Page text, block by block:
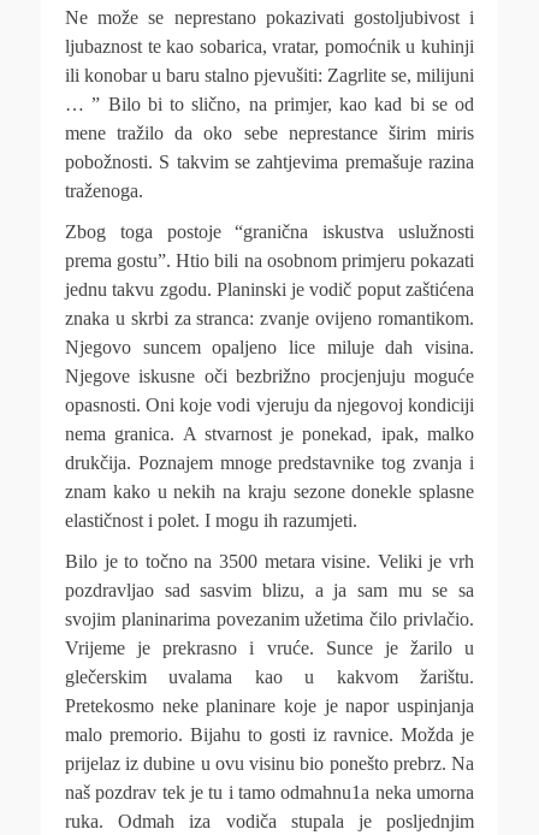
Ne može se neprestano pokazivati gostoljubivost i
ljubaznost te kao sobarica, vratar, pomoćnik u kuhinji
ili konobar u baru stalno pjevušiti: Zagrlite se, milijuni
… ” Bilo bi to slično, na primjer, kao kad bi se od
mene tražilo da oko sebe neprestance širim miris
pobožnosti. S takvim se zahtjevima premašuje razina
traženoga.
Zbog toga postoje “granična iskustva uslužnosti
prema gostu”. Htio bili na osobnom primjeru pokazati
jednu takvu zgodu. Planinski je vodič poput zaštićena
znaka u skrbi za stranca: zvanje ovijeno romantikom.
Njegovo suncem opaljeno lice miluje dah visina.
Njegove iskusne oči bezbrižno procjenjuju moguće
opasnosti. Oni koje vodi vjeruju da njegovoj kondiciji
nema granica. A stvarnost je ponekad, ipak, malko
drukčija. Poznajem mnoge predstavnike tog zvanja i
znam kako u nekih na kraju sezone donekle splasne
elastičnost i polet. I mogu ih razumjeti.
Bilo je to točno na 3500 metara visine. Veliki je vrh
pozdravljao sad sasvim blizu, a ja sam mu se sa
svojim planinarima povezanim užetima čilo privlačio.
Vrijeme je prekrasno i vruće. Sunce je žarilo u
glečerskim uvalama kao u kakvom žarištu.
Pretekosmo neke planinare koje je napor uspinjanja
malo premorio. Bijahu to gosti iz ravnice. Možda je
prijelaz iz dubine u ovu visinu bio ponešto prebrz. Na
naš pozdrav tek je tu i tamo odmahnu1a neka umorna
ruka. Odmah iza vodiča stupala je posljednjim